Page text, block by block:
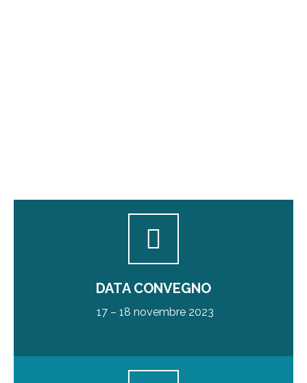
DATA CONVEGNO
17 – 18 novembre 2023